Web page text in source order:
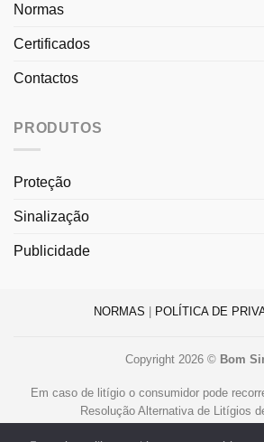
Normas
Certificados
Contactos
PRODUTOS
Proteção
Sinalização
Publicidade
NORMAS POLÍTICA DE
Copyright 2026 © Bom
Em caso de litígio o consumidor pode
Resolução Alternativa de Litígios